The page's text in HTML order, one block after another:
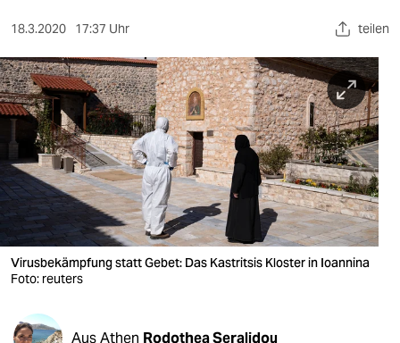
sport
berlin
nord
wahrheit
verlag
verlag
veranstaltungen
18.3.2020 17:37 Uhr teilen
Virusbekämpfung statt Gebet: Das Kastritsis Kloster in Ioannina
Foto: reuters
Aus Athen Rodothea Seralidou